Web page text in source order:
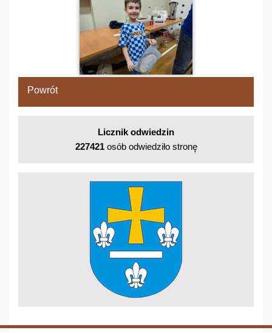
Powrót
Licznik odwiedzin
227421osób odwiedziło stronę